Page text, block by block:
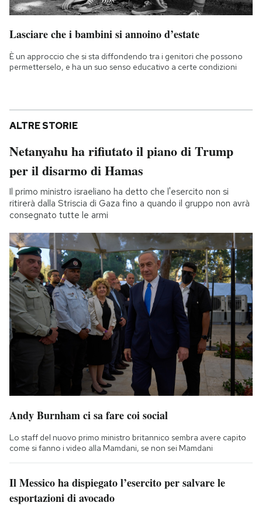
Lasciare che i bambini si annoino d’estate
È un approccio che si sta diffondendo tra i genitori che possono
permetterselo, e ha un suo senso educativo a certe condizioni
ALTRE STORIE
Netanyahu ha rifiutato il piano di Trump
per il disarmo di Hamas
Il primo ministro israeliano ha detto che l'esercito non si
ritirerà dalla Striscia di Gaza fino a quando il gruppo non avrà
consegnato tutte le armi
Andy Burnham ci sa fare coi social
Lo staff del nuovo primo ministro britannico sembra avere capito
come si fanno i video alla Mamdani, se non sei Mamdani
Il Messico ha dispiegato l’esercito per salvare le
esportazioni di avocado